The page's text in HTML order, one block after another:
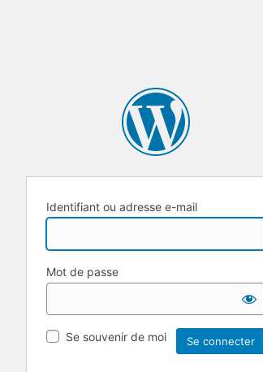
Identifiant ou adresse e-mail
Mot de passe
Se souvenir de moi